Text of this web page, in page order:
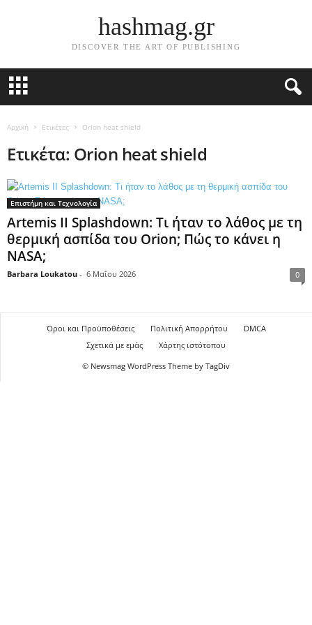
hashmag.gr
DISCOVER THE ART OF PUBLISHING
Αρχική Ετικέτες Orion heat shield
Ετικέτα: Orion heat shield
Επιστήμη και Τεχνολογία
Artemis II Splashdown: Τι ήταν το λάθος με τη
θερμική ασπίδα του Orion; Πώς το κάνει η
NASA;
Barbara Loukatou - 6 Μαΐου 2026 0
Όροι και Προϋποθέσεις Πολιτική Απορρήτου
DMCA
Σχετικά με εμάς
Χάρτης ιστότοπου
© Newsmag WordPress Theme by TagDiv